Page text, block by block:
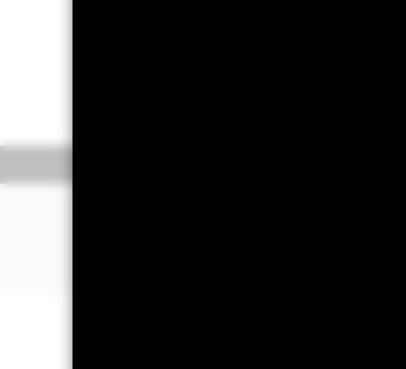
准，因此贝莱德不构成依照《中华
贝莱德欧洲价值基金以尽量提高总回
基金的全部货币对冲股份类别使用金融衍生
理公司将确保适当的程序得以进行，以至对